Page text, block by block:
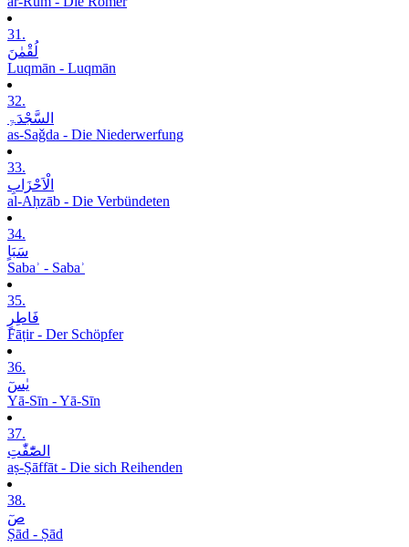
31.
لُقْمٰنَ
Luqmān - Luqmān
32.
السَّجْدَۃِ
as-Saǧda - Die Niederwerfung
33.
الْاَحْزَابِ
al-Aḥzāb - Die Verbündeten
34.
سَبَاٍ
Sabaʾ - Sabaʾ
35.
فَاطِرٍ
Fāṭir - Der Schöpfer
36.
یٰسٓ
Yā-Sīn - Yā-Sīn
37.
الصّٰٓفّٰتِ
aṣ-Ṣāffāt - Die sich Reihenden
38.
صٓ
Ṣād - Ṣād